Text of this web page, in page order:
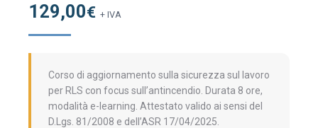
129,00€ + IVA
Corso di aggiornamento sulla sicurezza sul lavoro
per RLS con focus sull’antincendio. Durata 8 ore,
modalità e-learning. Attestato valido ai sensi del
D.Lgs. 81/2008 e dell’ASR 17/04/2025.